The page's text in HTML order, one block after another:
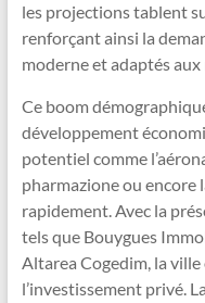
les projections tablent
renforçant ainsi la
moderne et adaptés
Ce boom
développement
potentiel comme
pharmazione ou
rapidement. Avec la
tels que Bouygues
Altarea Cogedim, la
l’investissement privé.